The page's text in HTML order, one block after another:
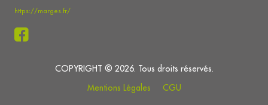
https://marges.fr/
COPYRIGHT © 2026. Tous droits réservés.
Mentions Légales
CGU